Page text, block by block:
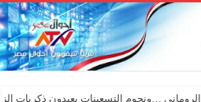
…ونجوم التسعينات يعيدون ذكريات